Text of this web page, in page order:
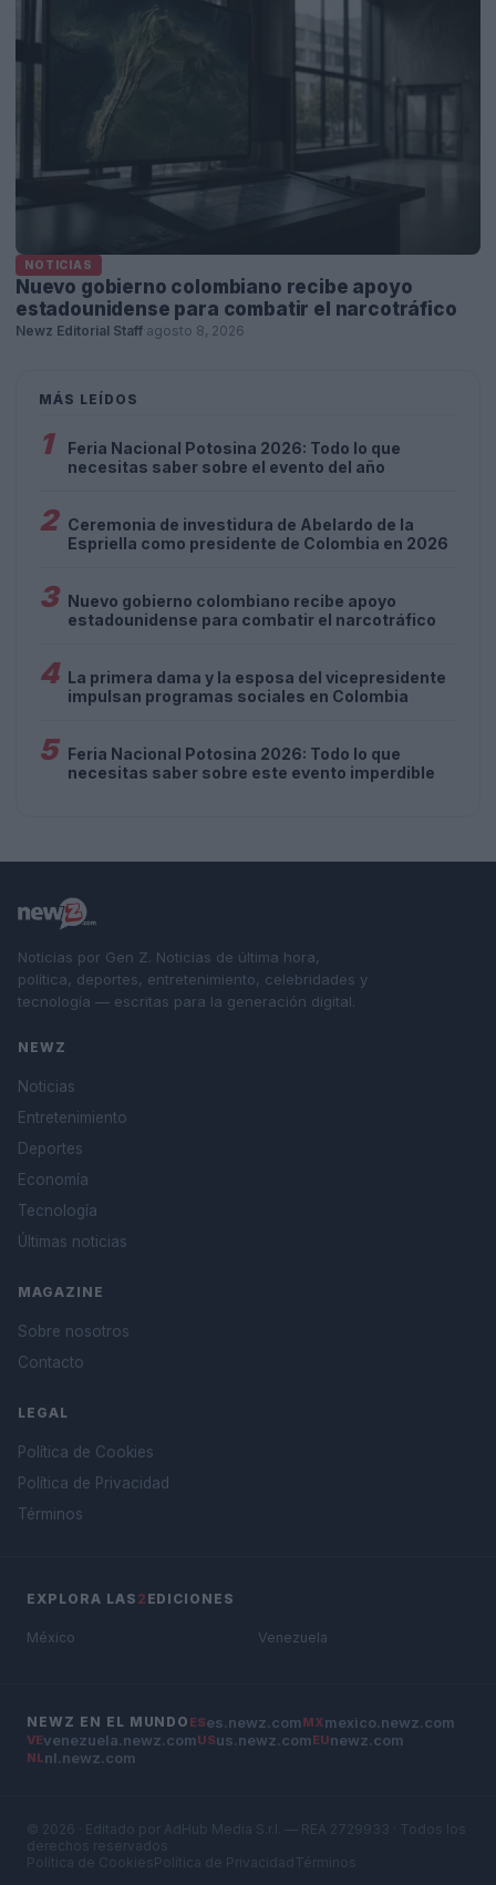
NOTICIAS
Nuevo gobierno colombiano recibe apoyo
estadounidense para combatir el narcotráfico
Newz Editorial Staff agosto 8, 2026
MÁS LEÍDOS
1
Feria Nacional Potosina 2026: Todo lo que
necesitas saber sobre el evento del año
2 Ceremonia de investidura de Abelardo de la
Espriella como presidente de Colombia en 2026
3 Nuevo gobierno colombiano recibe apoyo
estadounidense para combatir el narcotráfico
4 La primera dama y la esposa del vicepresidente
impulsan programas sociales en Colombia
5 Feria Nacional Potosina 2026: Todo lo que
necesitas saber sobre este evento imperdible
Noticias por Gen Z. Noticias de última hora,
política, deportes, entretenimiento, celebridades y
tecnología — escritas para la generación digital.
NEWZ
Noticias
Entretenimiento
Deportes
Economía
Tecnología
Últimas noticias
MAGAZINE
Sobre nosotros
Contacto
LEGAL
Política de Cookies
Política de Privacidad
Términos
EXPLORA LAS 2 EDICIONES
México Venezuela
NEWZ EN EL MUNDO ESes.newz.com MXmexico.newz.com
VEvenezuela.newz.com USus.newz.com EUnewz.com
NLnl.newz.com
© 2026 · Editado por AdHub Media S.r.l. — REA 2729933 · Todos los
derechos reservados
Política de Cookies Política de Privacidad Términos